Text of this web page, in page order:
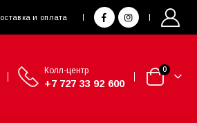
и оплата
Колл-центр
+7 727 33 92 600
0